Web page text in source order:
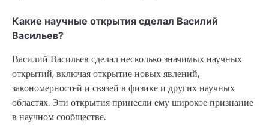
Какие научные открытия сделал Василий
Васильев?
Василий Васильев сделал несколько значимых научных
открытий, включая открытие новых явлений,
закономерностей и связей в физике и других научных
областях. Эти открытия принесли ему широкое признание
в научном сообществе.